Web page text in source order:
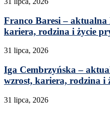
Franco Baresi –
kariera, rodzina i życie
31 lipca, 2026
Iga Cembrzyńska –
wzrost, kariera, rodzina i
31 lipca, 2026